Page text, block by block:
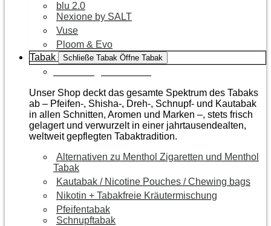
blu 2.0
Nexione by SALT
Vuse
Ploom & Evo
Tabak
Schließe Tabak Öffne Tabak
Unser Shop deckt das gesamte Spektrum des Tabaks
ab – Pfeifen-, Shisha-, Dreh-, Schnupf- und Kautabak
in allen Schnitten, Aromen und Marken –, stets frisch
gelagert und verwurzelt in einer jahrtausendealten,
weltweit gepflegten Tabaktradition.
Alternativen zu Menthol Zigaretten und Menthol
Tabak
Kautabak / Nicotine Pouches / Chewing bags
Nikotin + Tabakfreie Kräutermischung
Pfeifentabak
Schnupftabak